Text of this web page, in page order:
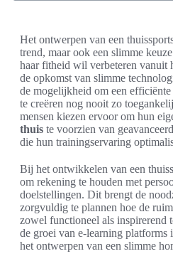
Het ontwerpen van een
trend, maar ook een slimme
haar fitheid wil verbeteren vanuit
de opkomst van slimme
de mogelijkheid om een
te creëren nog nooit zo
mensen kiezen ervoor om hun
thuis te voorzien van
die hun trainingservaring
Bij het ontwikkelen van een
om rekening te houden met
doelstellingen. Dit brengt de
zorgvuldig te plannen hoe de
zowel functioneel als inspirerend
de groei van e-learning platforms
het ontwerpen van een slimme